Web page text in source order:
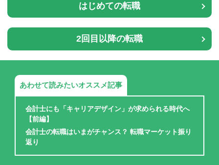
はじめての転職
2回目以降の転職
あわせて読みたいオススメ記事
会計士にも「キャリアデザイン」が求められる時代へ
【前編】
会計士の転職はいまがチャンス？ 転職マーケット振り
返り